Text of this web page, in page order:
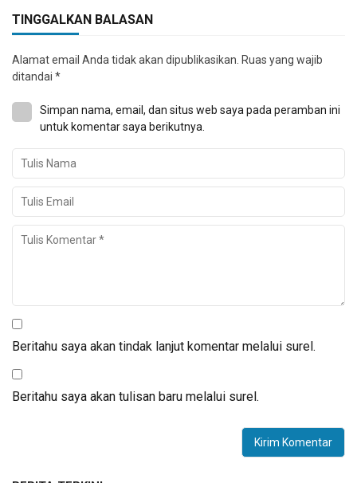
TINGGALKAN BALASAN
Alamat email Anda tidak akan dipublikasikan. Ruas yang wajib
ditandai *
Simpan nama, email, dan situs web saya pada peramban ini
untuk komentar saya berikutnya.
Beritahu saya akan tindak lanjut komentar melalui surel.
Beritahu saya akan tulisan baru melalui surel.